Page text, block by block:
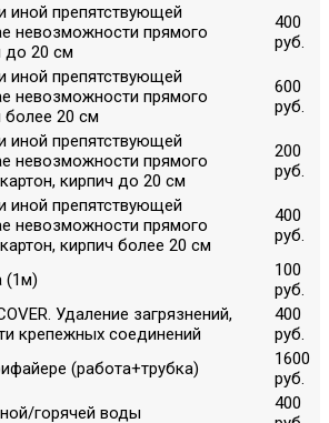
иной препятствующей
невозможности прямого
до 20 см
400
руб.
иной препятствующей
невозможности прямого
более 20 см
600
руб.
иной препятствующей
невозможности прямого
кирпич до 20 см
200
руб.
иной препятствующей
невозможности прямого
кирпич более 20 см
400
руб.
(1м)
100
руб.
Удаление загрязнений,
крепежных соединений
400
руб.
(работа+трубка)
1600
руб.
горячей воды
400